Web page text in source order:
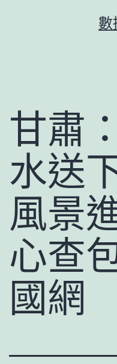
數
甘肅
水送
風景
心查
國網